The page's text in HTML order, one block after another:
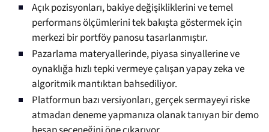
Açık pozisyonları, bakiye değişikliklerini ve temel
performans ölçümlerini tek bakışta göstermek için
merkezi bir portföy panosu tasarlanmıştır.
Pazarlama materyallerinde, piyasa sinyallerine ve
oynaklığa hızlı tepki vermeye çalışan yapay zeka ve
algoritmik mantıktan bahsediliyor.
Platformun bazı versiyonları, gerçek sermayeyi riske
atmadan deneme yapmanıza olanak tanıyan bir demo